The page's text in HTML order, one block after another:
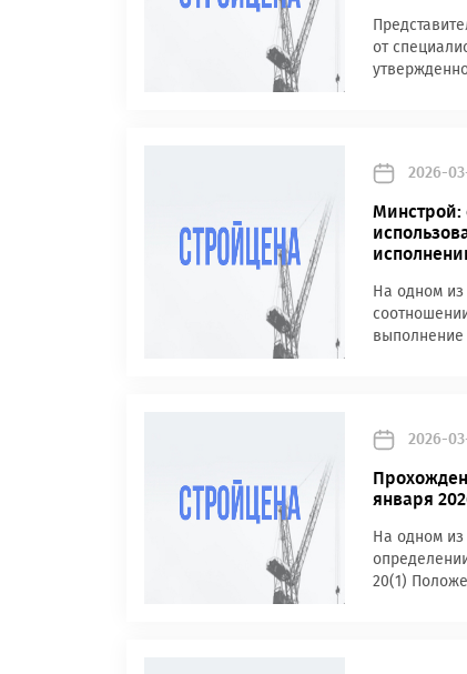
от
2026-
Минстрой:
На одном из
2026-
января
На одном из
20(1)